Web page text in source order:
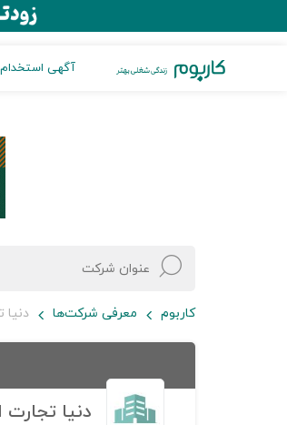
آگهی استخدام
کاربوم معرفی شرکت‌ها دنیا
دنیا تجارت